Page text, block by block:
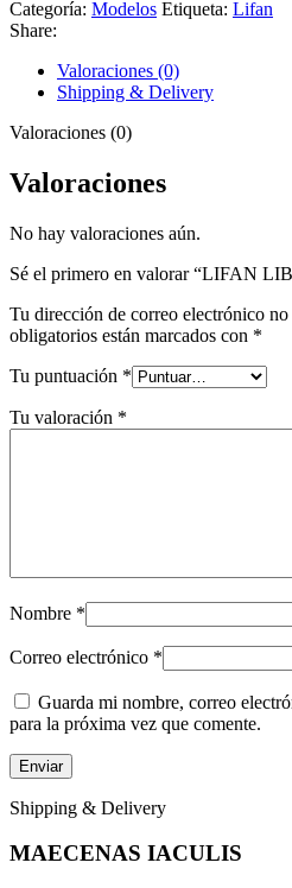
Categoría: Modelos Etiqueta: Lifan
Share:
Valoraciones (0)
Shipping & Delivery
Valoraciones (0)
Valoraciones
No hay valoraciones aún.
Sé el primero en valorar “LIFAN
Tu dirección de correo electrónico no
obligatorios están marcados con *
Tu puntuación *
Tu valoración *
Nombre *
Correo electrónico *
Guarda mi nombre, correo
para la próxima vez que comente.
Shipping & Delivery
MAECENAS IACULIS